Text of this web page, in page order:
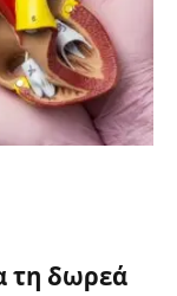
τη δωρεά